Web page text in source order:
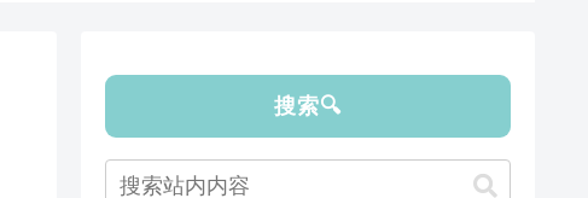
搜索🔍